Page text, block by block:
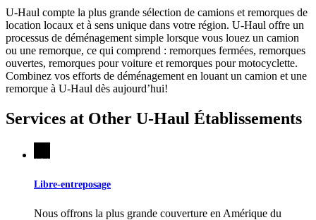
U-Haul compte la plus grande sélection de camions et remorques de
location locaux et à sens unique dans votre région. U-Haul offre un
processus de déménagement simple lorsque vous louez un camion
ou une remorque, ce qui comprend : remorques fermées, remorques
ouvertes, remorques pour voiture et remorques pour motocyclette.
Combinez vos efforts de déménagement en louant un camion et une
remorque à U-Haul dès aujourd’hui!
Services at Other U-Haul Établissements
Libre-entreposage
Nous offrons la plus grande couverture en Amérique du